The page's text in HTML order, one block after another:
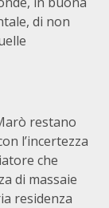
di non
restano
l’incertezza
che
di massaie
residenza